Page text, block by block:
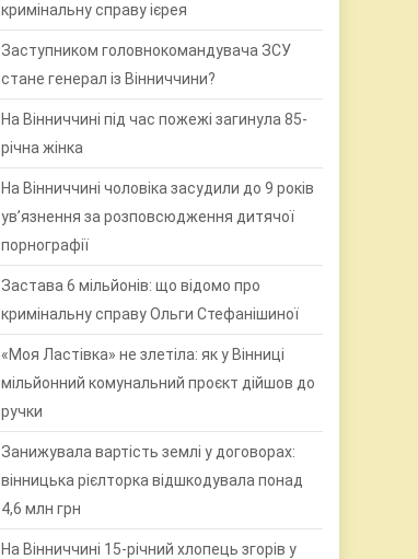
кримінальну справу ієрея
Заступником головнокомандувача ЗСУ
стане генерал із Вінниччини?
На Вінниччині під час пожежі загинула 85-
річна жінка
На Вінниччині чоловіка засудили до 9 років
ув’язнення за розповсюдження дитячої
порнографії
Застава 6 мільйонів: що відомо про
кримінальну справу Ольги Стефанішиної
«Моя Ластівка» не злетіла: як у Вінниці
мільйонний комунальний проєкт дійшов до
ручки
Занижувала вартість землі у договорах:
вінницька рієлторка відшкодувала понад
4,6 млн грн
На Вінниччині 15-річний хлопець згорів у